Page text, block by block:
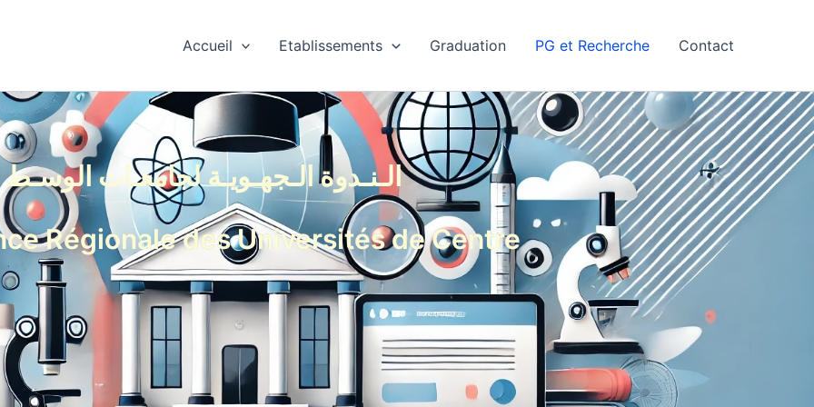
Accueil Etablissements Graduation PG et Recherche Contact
الـنـدوة الـجهـويـة لجامعـات الوسـط
Régionale des Universités de Centre